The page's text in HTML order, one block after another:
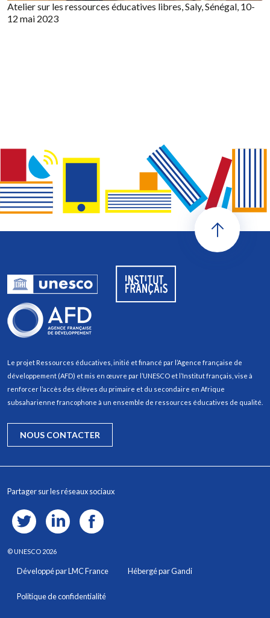
Atelier sur les ressources éducatives libres, Saly, Sénégal, 10-
12 mai 2023
Le projet Ressources éducatives, initié et financé par l’Agence française de
développement (AFD) et mis en œuvre par l’UNESCO et l’Institut français, vise à
renforcer l’accès des élèves du primaire et du secondaire en Afrique
subsaharienne francophone à un ensemble de ressources éducatives de qualité.
NOUS CONTACTER
© UNESCO 2026
Pied de page
Développé par LMC France Hébergé par Gandi
Politique de confidentialité
Partager sur les réseaux sociaux